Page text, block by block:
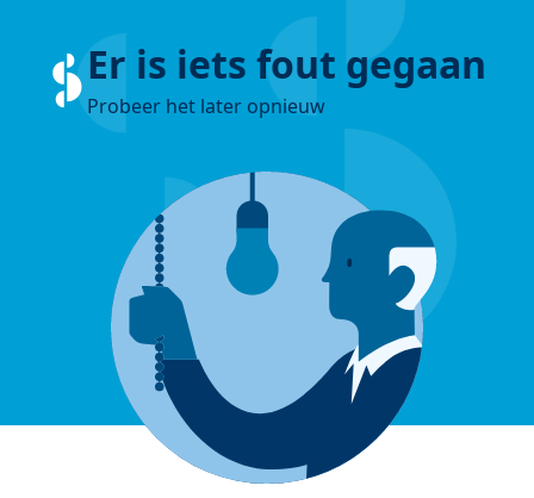
Er is iets fout gegaan
Probeer het later opnieuw